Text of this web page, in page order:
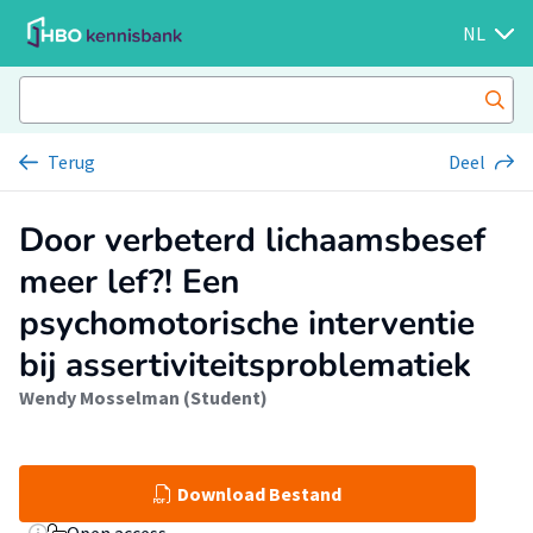
NL
Terug Deel
Door verbeterd lichaamsbesef
meer lef?! Een
psychomotorische interventie
bij assertiviteitsproblematiek
Wendy Mosselman (Student)
Download Bestand